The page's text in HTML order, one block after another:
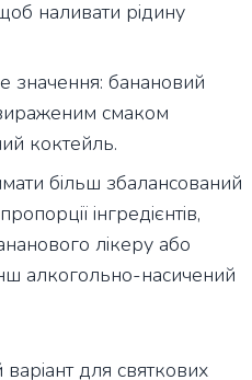
наливати рідину
значення: банановий
смаком
коктейль.
більш збалансований
інгредієнтів,
лікеру або
алкогольно-насичений
для святкових